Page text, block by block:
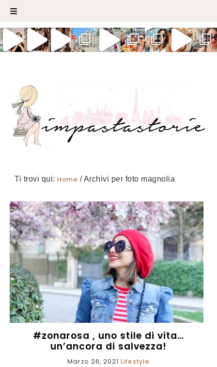
Ti trovi qui: Home /Archivi per foto magnolia
#zonarosa , uno stile di vita…
un’ancora di salvezza!
Marzo 26, 2021 Lifestyle